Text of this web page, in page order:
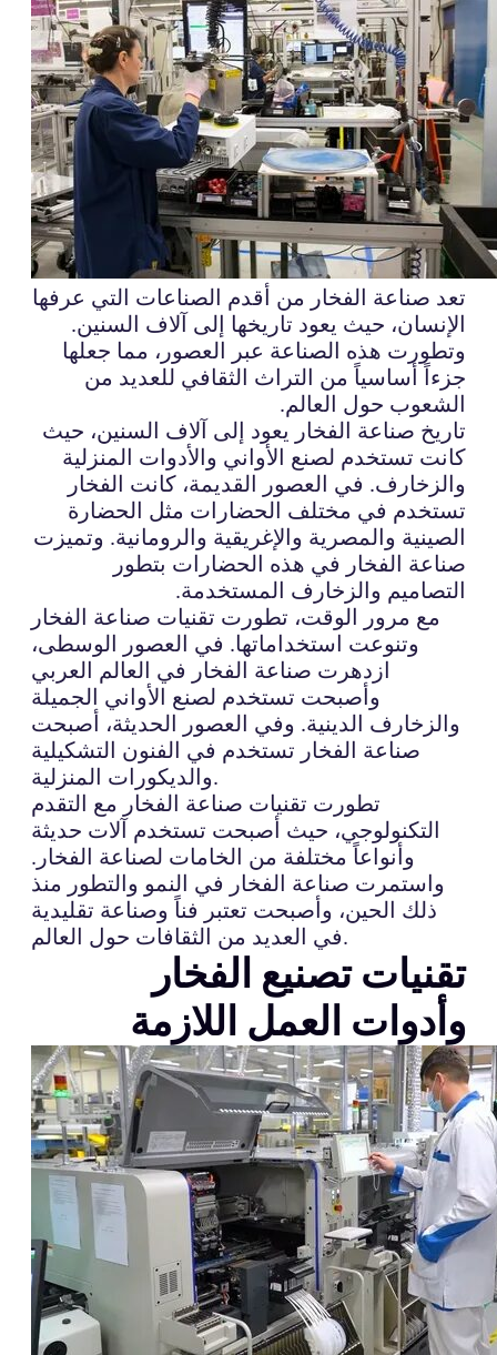
تعد صناعة الفخار من أقدم الصناعات التي عرفها
الإنسان، حيث يعود تاريخها إلى آلاف السنين.
وتطورت هذه الصناعة عبر العصور، مما جعلها
جزءاً أساسياً من التراث الثقافي للعديد من
الشعوب حول العالم.
تاريخ صناعة الفخار يعود إلى آلاف السنين، حيث
كانت تستخدم لصنع الأواني والأدوات المنزلية
والزخارف. في العصور القديمة، كانت الفخار
تستخدم في مختلف الحضارات مثل الحضارة
الصينية والمصرية والإغريقية والرومانية. وتميزت
صناعة الفخار في هذه الحضارات بتطور
التصاميم والزخارف المستخدمة.
مع مرور الوقت، تطورت تقنيات صناعة الفخار
وتنوعت استخداماتها. في العصور الوسطى،
ازدهرت صناعة الفخار في العالم العربي
وأصبحت تستخدم لصنع الأواني الجميلة
والزخارف الدينية. وفي العصور الحديثة، أصبحت
صناعة الفخار تستخدم في الفنون التشكيلية
والديكورات المنزلية.
تطورت تقنيات صناعة الفخار مع التقدم
التكنولوجي، حيث أصبحت تستخدم آلات حديثة
وأنواعاً مختلفة من الخامات لصناعة الفخار.
واستمرت صناعة الفخار في النمو والتطور منذ
ذلك الحين، وأصبحت تعتبر فناً وصناعة تقليدية
في العديد من الثقافات حول العالم.
تقنيات تصنيع الفخار
وأدوات العمل اللازمة